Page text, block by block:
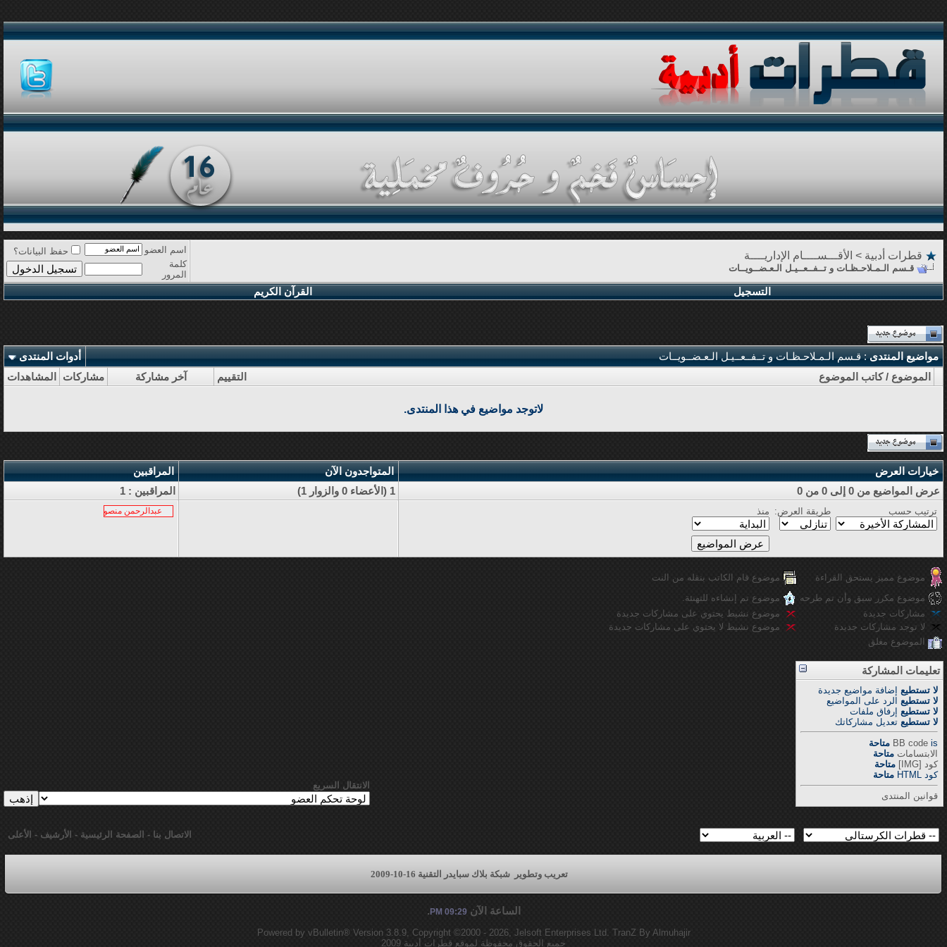
قطرات أدبية > الأقـــســــام الإداريــــة
قـسم الـمـلاحـظـات و تــفــعــيـل الـعـضــويــات
اسم العضو
حفظ البيانات؟
كلمة
المرور
التسجيل القرآن الكريم
مواضيع المنتدى: قـسم الـمـلاحـظـات و تــفــعــيـل الـعـضــويــات
أدوات المنتدى
التقييم
الموضوع /كاتب الموضوع آخر مشاركة مشاركات المشاهدات
لاتوجد مواضيع في هذا المنتدى.
خيارات العرض المتواجدون الآن
المراقبين
عرض المواضيع من 0 إلى 0 من 0
1 (الأعضاء 0 والزوار 1) المراقبين : 1
ترتيب حسب طريقة العرض: منذ عبدالرحمن منصور
موضوع مميز يستحق القراءة
موضوع قام الكاتب بنقله من النت
موضوع مكرر سبق وأن تم طرحه
موضوع تم إنشاءه للتهنئة.
مشاركات جديدة
موضوع نشيط يحتوي على مشاركات جديدة
لا توجد مشاركات جديدة
موضوع نشيط لا يحتوي على مشاركات جديدة
الموضوع مغلق
تعليمات المشاركة
لا تستطيع إضافة مواضيع جديدة
لا تستطيع الرد على المواضيع
لا تستطيع إرفاق ملفات
لا تستطيع تعديل مشاركاتك
BB code is
متاحة
الابتسامات متاحة
كود [IMG]
متاحة
كود HTML
متاحة
قوانين المنتدى
الانتقال السريع
الاتصال بنا - الصفحة الرئيسية - الأرشيف - الأعلى
تعريب وتطوير شبكة بلاك سبايدر التقنية 16-10-2009
الساعة الآن09:29 PM
.
Powered by vBulletin® Version 3.8.9, Copyright ©2000 - 2026, Jelsoft Enterprises Ltd. TranZ By Almuhajir
جميع الحقوق محفوظة لموقع قطرات أدبية 2009